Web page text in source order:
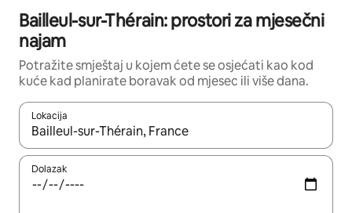
Bailleul-sur-Thérain: prostori za mjesečni
najam
Potražite smještaj u kojem ćete se osjećati kao kod
kuće kad planirate boravak od mjesec ili više dana.
Lokacija
Kada budu dostupni rezultati, moći ćete ih pregledati
Dolazak